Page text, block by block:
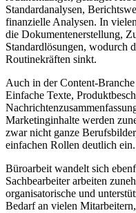
Standardanalysen,
finanzielle Analysen. In
die Dokumentenerstellung,
Standardlösungen, wodurch
Routinekräften sinkt.
Auch in der Content-
Einfache Texte,
Marketinginhalte werden
zwar nicht ganze
einfachen Rollen deutlich ein.
Büroarbeit wandelt sich
Sachbearbeiter arbeiten
organisatorische und
Bedarf an vielen